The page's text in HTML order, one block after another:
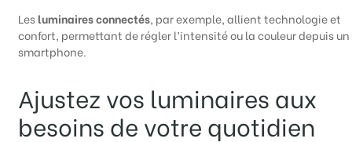
Lesluminaires connectés, par exemple, allient technologie et
confort, permettant de régler l’intensité ou la couleur depuis un
smartphone.
Ajustez vos luminaires aux
besoins de votre quotidien